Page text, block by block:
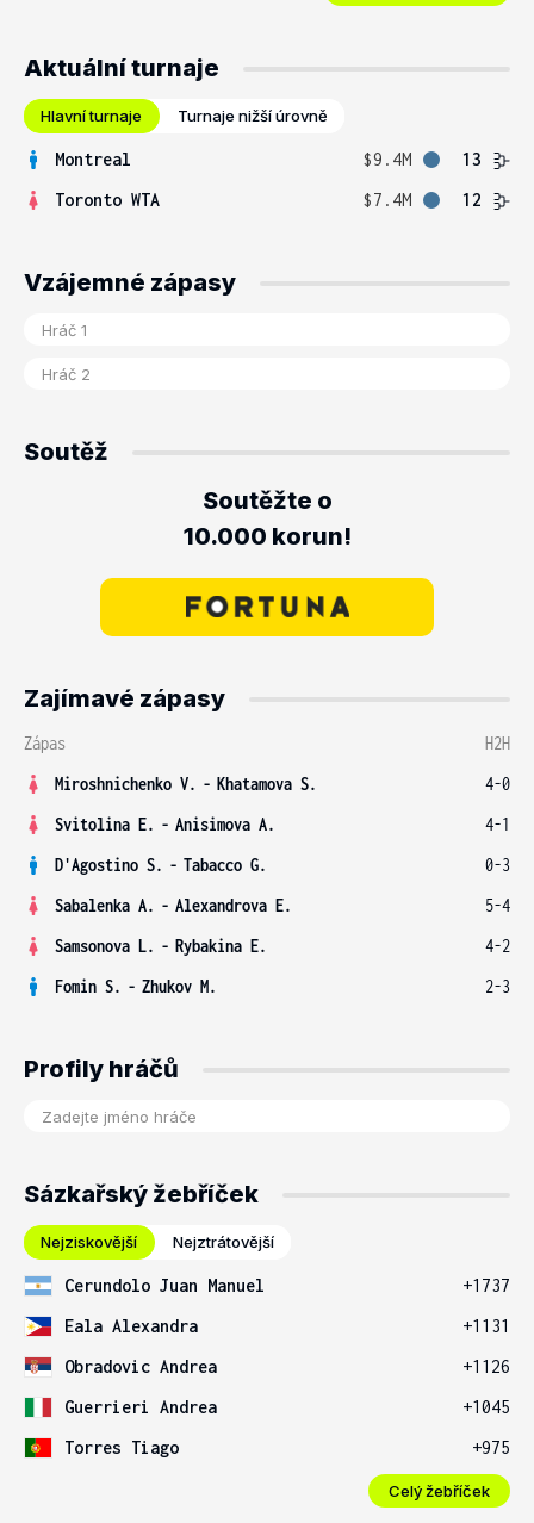
Aktuální turnaje
Hlavní turnaje Turnaje nižší úrovně
Montreal $9.4M
13
Toronto WTA
$7.4M 12
Vzájemné zápasy
Soutěž
Soutěžte o
10.000 korun!
Zajímavé zápasy
Zápas
H2H
Miroshnichenko V. - Khatamova S.
4-0
Svitolina E. - Anisimova A.
4-1
D'Agostino S. - Tabacco G.
0-3
Sabalenka A. - Alexandrova E.
5-4
Samsonova L. - Rybakina E.
4-2
Fomin S. - Zhukov M. 2-3
Profily hráčů
Sázkařský žebříček
Nejziskovější Nejztrátovější
Cerundolo Juan Manuel
+1737
Eala Alexandra
+1131
Obradovic Andrea
+1126
Guerrieri Andrea
+1045
Torres Tiago
+975
Celý žebříček